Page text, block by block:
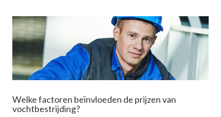
Welke factoren beïnvloeden de prijzen van
vochtbestrijding?